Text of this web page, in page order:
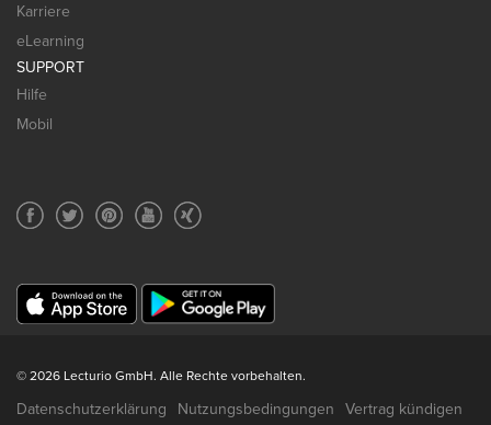
Karriere
eLearning
SUPPORT
Hilfe
Mobil
© 2026 Lecturio GmbH. Alle Rechte vorbehalten.
Datenschutzerklärung Nutzungsbedingungen
Vertrag kündigen